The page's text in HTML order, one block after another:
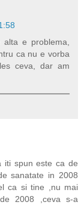
e problema,
ca nu e vorba
ceva, dar am
iti spun este ca de
sanatate in 2008
ca si tine ,nu mai
2008 ,ceva s-a